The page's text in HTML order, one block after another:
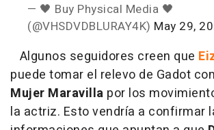
— 🖤 Buy Physical Media 🖤
(@VHSDVDBLURAY4K) May 29,
Algunos seguidores creen que
puede tomar el relevo de Gadot
Mujer Maravilla por los
la actriz. Esto vendría a confirmar